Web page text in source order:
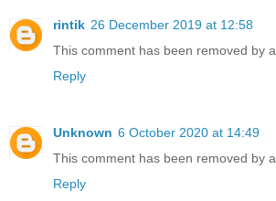
rintik 26 December 2019 at 12:58
This comment has been removed by
Reply
Unknown 6 October 2020 at 14:49
This comment has been removed by
Reply